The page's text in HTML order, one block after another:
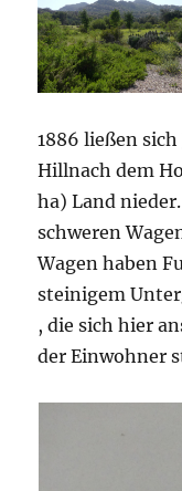
1886 ließen sich
Hillnach dem
ha) Land
schweren
Wagen haben
steinigem
, die sich hier
der Einwohner